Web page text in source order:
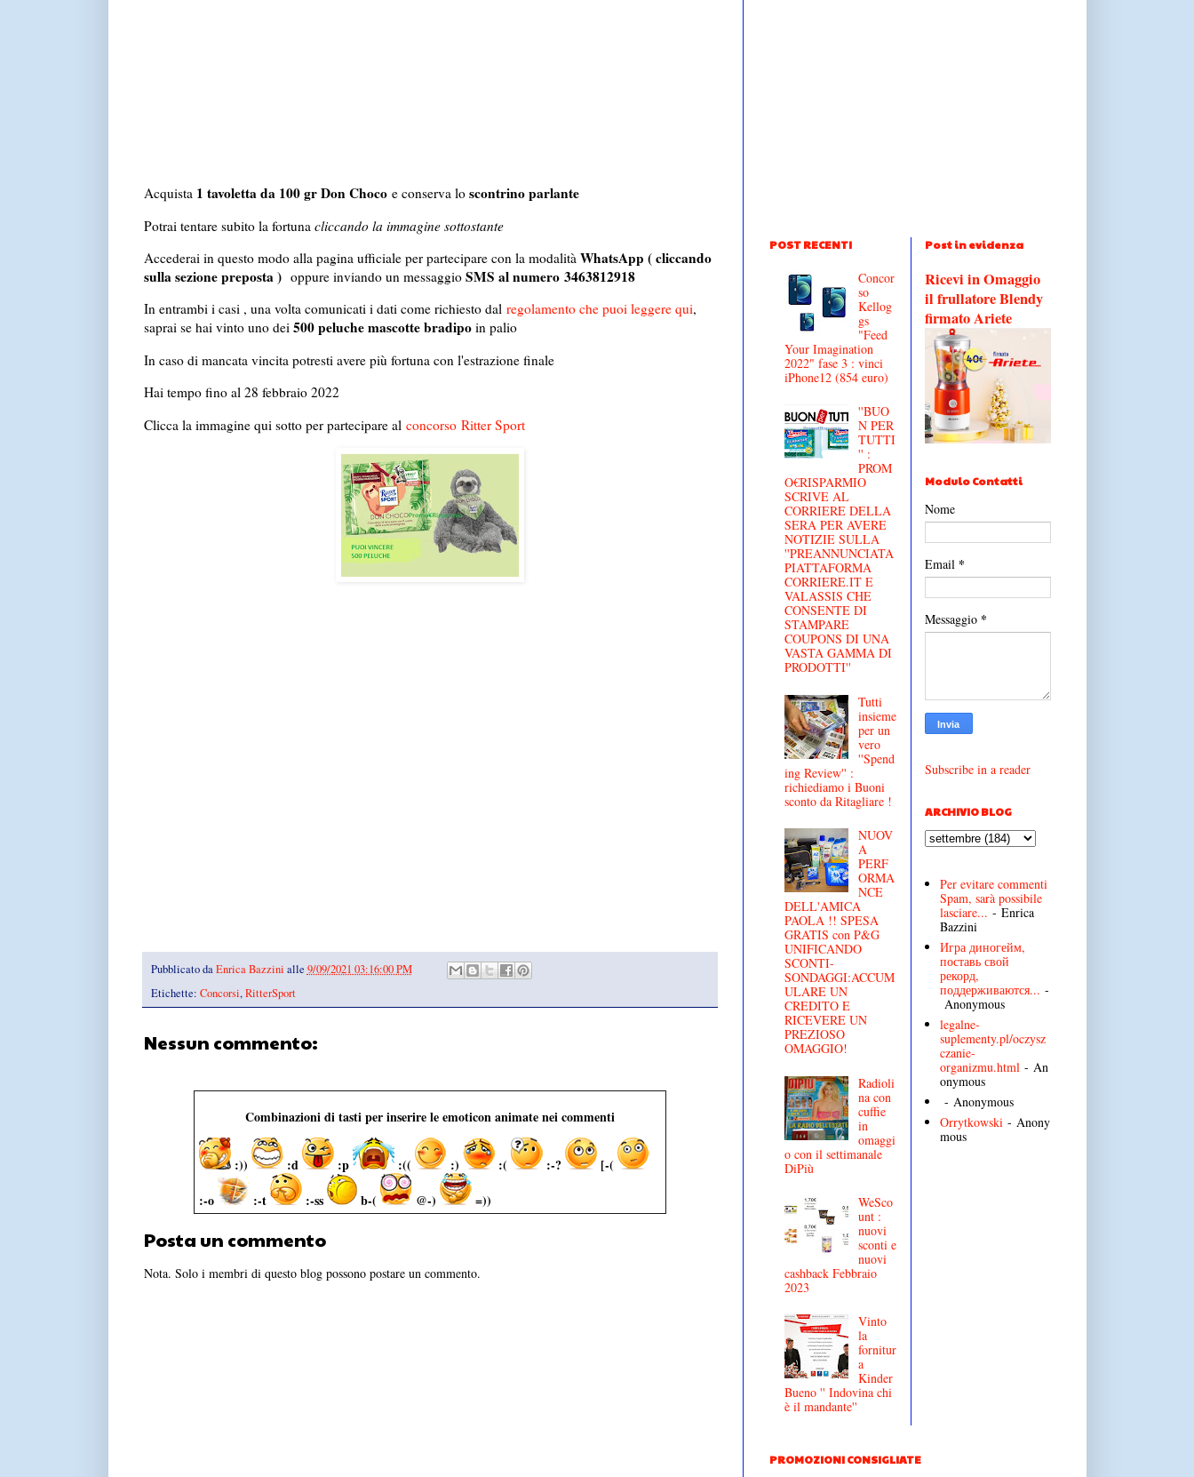
Acquista 1 tavoletta da 100 gr Don Chocoe conserva lo scontrino parlante
Potrai tentare subito la fortuna cliccando la immagine sottostante
Accederai in questo modo alla pagina ufficiale per partecipare con la modalità WhatsApp ( cliccando
sulla sezione preposta ) oppure inviando un messaggio SMS al numero 3463812918
In entrambi i casi , una volta comunicati i dati come richiesto dal regolamento che puoi leggere qui,
saprai se hai vinto uno dei 500 peluche mascotte bradipo in palio
In caso di mancata vincita potresti avere più fortuna con l'estrazione finale
Hai tempo fino al 28 febbraio 2022
Clicca la immagine qui sotto per partecipare al concorso Ritter Sport
Pubblicato daEnrica Bazzini alle 9/09/2021 03:16:00 PM
Etichette: Concorsi,RitterSport
Nessun commento:
Combinazioni di tasti per inserire le emoticon animate nei commenti
:)) :d :p :(( :) :( :-?
[-(
:-o
:-t :-ss b-( @-) =))
Posta un commento
Nota. Solo i membri di questo blog possono postare un commento.
POST RECENTI
Concor
so
Kellog
gs
"Feed
Your Imagination
2022" fase 3 : vinci
iPhone12 (854 euro)
''BUO
N PER
TUTTI
'' :
PROM
O€RISPARMIO
SCRIVE AL
CORRIERE DELLA
SERA PER AVERE
NOTIZIE SULLA
''PREANNUNCIATA
PIATTAFORMA
CORRIERE.IT E
VALASSIS CHE
CONSENTE DI
STAMPARE
COUPONS DI UNA
VASTA GAMMA DI
PRODOTTI''
Tutti
insieme
per un
vero
''Spend
ing Review'' :
richiediamo i Buoni
sconto da Ritagliare !
NUOV
A
PERF
ORMA
NCE
DELL'AMICA
PAOLA !! SPESA
GRATIS con P&G
UNIFICANDO
SCONTI-
SONDAGGI:ACCUM
ULARE UN
CREDITO E
RICEVERE UN
PREZIOSO
OMAGGIO!
Radioli
na con
cuffie
in
omaggi
o con il settimanale
DiPiù
WeSco
unt :
nuovi
sconti e
nuovi
cashback Febbraio
2023
Vinto
la
fornitur
a
Kinder
Bueno '' Indovina chi
è il mandante''
Post in evidenza
Ricevi in Omaggio
il frullatore Blendy
firmato Ariete
Modulo Contatti
Nome
Email *
Messaggio *
Subscribe in a reader
ARCHIVIO BLOG
Per evitare commenti
Spam, sarà possibile
lasciare... - Enrica
Bazzini
Игра диногейм,
поставь свой
рекорд,
поддерживаются... -
Anonymous
legalne-
suplementy.pl/oczysz
czanie-
organizmu.html - An
onymous
- Anonymous
Orrytkowski - Anony
mous
PROMOZIONI CONSIGLIATE